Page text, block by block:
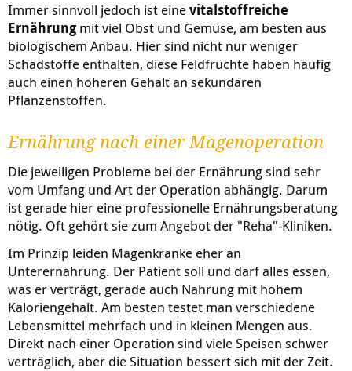
Immer sinnvoll jedoch ist einevitalstoffreiche
Ernährung mit viel Obst und Gemüse, am besten aus
biologischem Anbau. Hier sind nicht nur weniger
Schadstoffe enthalten, diese Feldfrüchte haben häufig
auch einen höheren Gehalt an sekundären
Pflanzenstoffen.
Ernährung nach einer Magenoperation
Die jeweiligen Probleme bei der Ernährung sind sehr
vom Umfang und Art der Operation abhängig. Darum
ist gerade hier eine professionelle Ernährungsberatung
nötig. Oft gehört sie zum Angebot der "Reha"-Kliniken.
Im Prinzip leiden Magenkranke eher an
Unterernährung. Der Patient soll und darf alles essen,
was er verträgt, gerade auch Nahrung mit hohem
Kaloriengehalt. Am besten testet man verschiedene
Lebensmittel mehrfach und in kleinen Mengen aus.
Direkt nach einer Operation sind viele Speisen schwer
verträglich, aber die Situation bessert sich mit der Zeit.